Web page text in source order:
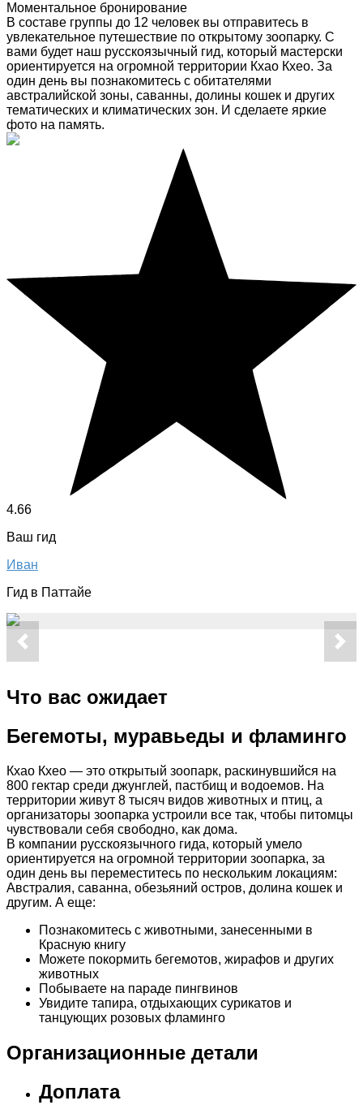
Моментальное бронирование
В составе группы до 12 человек вы отправитесь в
увлекательное путешествие по открытому зоопарку. С
вами будет наш русскоязычный гид, который мастерски
ориентируется на огромной территории Кхао Кхео. За
один день вы познакомитесь с обитателями
австралийской зоны, саванны, долины кошек и других
тематических и климатических зон. И сделаете яркие
фото на память.
4.66
Ваш гид
Иван
Гид в Паттайе
Что вас ожидает
Бегемоты, муравьеды и фламинго
Кхао Кхео — это открытый зоопарк, раскинувшийся на
800 гектар среди джунглей, пастбищ и водоемов. На
территории живут 8 тысяч видов животных и птиц, а
организаторы зоопарка устроили все так, чтобы питомцы
чувствовали себя свободно, как дома.
В компании русскоязычного гида, который умело
ориентируется на огромной территории зоопарка, за
один день вы переместитесь по нескольким локациям:
Австралия, саванна, обезьяний остров, долина кошек и
другим. А еще:
Познакомитесь с животными, занесенными в
Красную книгу
Можете покормить бегемотов, жирафов и других
животных
Побываете на параде пингвинов
Увидите тапира, отдыхающих сурикатов и
танцующих розовых фламинго
Организационные детали
Доплата